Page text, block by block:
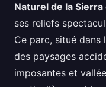
Naturel de la
ses reliefs
Ce parc, situé
des paysages
imposantes et